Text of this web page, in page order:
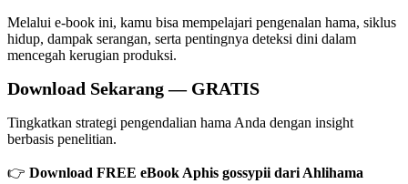
Melalui e-book ini, kamu bisa mempelajari pengenalan hama, siklus
hidup, dampak serangan, serta pentingnya deteksi dini dalam
mencegah kerugian produksi.
Download Sekarang — GRATIS
Tingkatkan strategi pengendalian hama Anda dengan insight
berbasis penelitian.
👉 Download FREE eBook Aphis gossypii dari Ahlihama